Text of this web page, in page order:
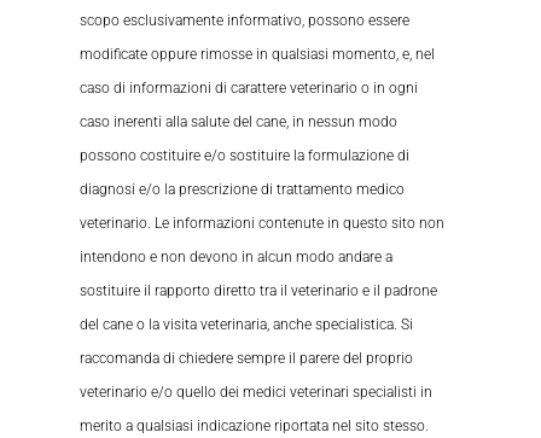
scopo esclusivamente informativo, possono essere
modificate oppure rimosse in qualsiasi momento, e, nel
caso di informazioni di carattere veterinario o in ogni
caso inerenti alla salute del cane, in nessun modo
possono costituire e/o sostituire la formulazione di
diagnosi e/o la prescrizione di trattamento medico
veterinario. Le informazioni contenute in questo sito non
intendono e non devono in alcun modo andare a
sostituire il rapporto diretto tra il veterinario e il padrone
del cane o la visita veterinaria, anche specialistica. Si
raccomanda di chiedere sempre il parere del proprio
veterinario e/o quello dei medici veterinari specialisti in
merito a qualsiasi indicazione riportata nel sito stesso.